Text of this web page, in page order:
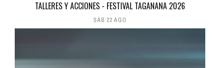
TALLERES Y ACCIONES - FESTIVAL TAGANANA 2026
SÁB 22 AGO